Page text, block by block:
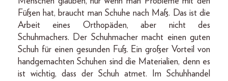
Füßen hat, braucht man Schuhe nach Maß. Das ist die
Arbeit eines Orthopäden, aber nicht des
Schuhmachers. Der Schuhmacher macht einen guten
Schuh für einen gesunden Fuß. Ein großer Vorteil von
handgemachten Schuhen sind die Materialien, denn es
ist wichtig, dass der Schuh atmet. Im Schuhhandel